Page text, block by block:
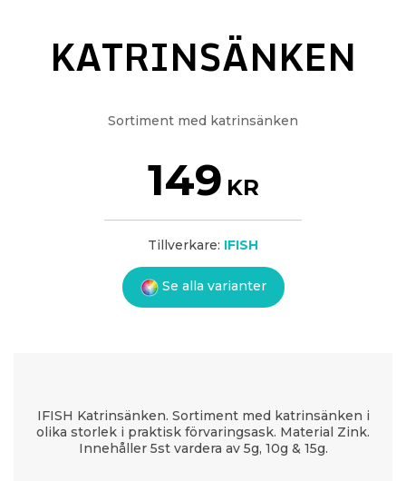
KATRINSÄNKEN
Sortiment med katrinsänken
149 KR
Tillverkare: IFISH
Se alla varianter
IFISH Katrinsänken. Sortiment med katrinsänken i
olika storlek i praktisk förvaringsask. Material Zink.
Innehåller 5st vardera av 5g, 10g & 15g.